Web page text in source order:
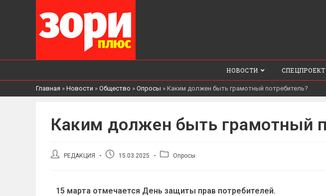
НОВОСТИ
Главная » Новости » Общество » Опросы » Каким должен быть грамотный потребитель?
Каким должен быть грамотный
РЕДАКЦИЯ 15.03.2025 Опросы
15 марта отмечается День защиты прав потребителей.